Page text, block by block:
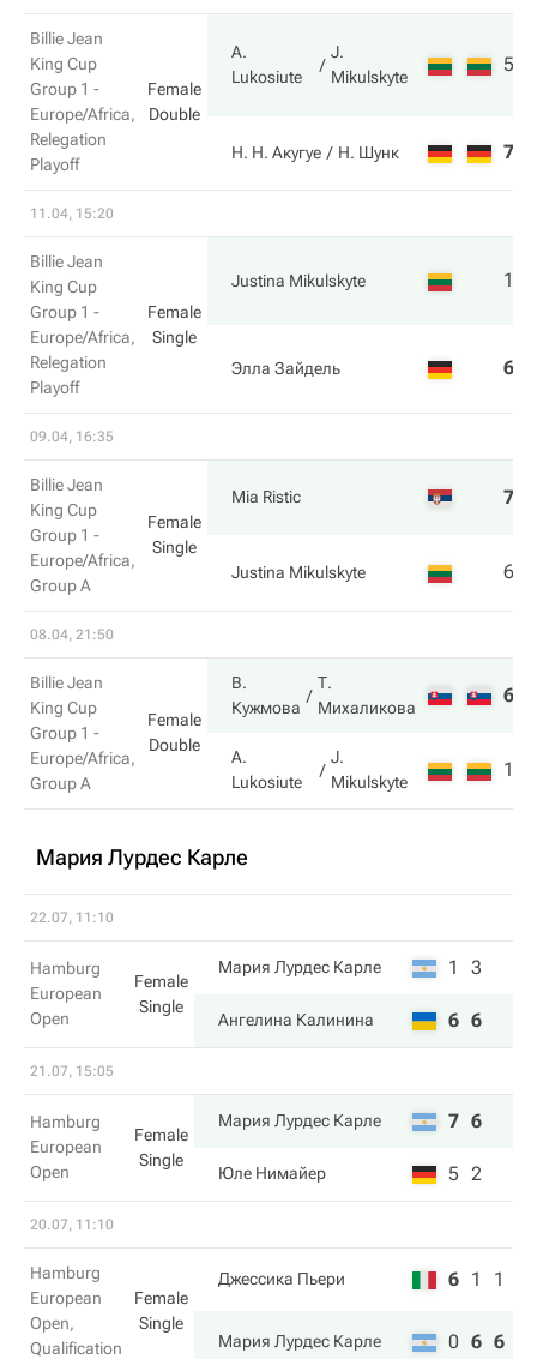
Billie Jean
King Cup
Group 1 -
Europe/Africa,
Relegation
Playoff
Female
Double
A.
Lukosiute
J.
Mikulskyte
5
Н. Н. Акугуе Н. Шунк 7
11.04, 15:20
Billie Jean
King Cup
Group 1 -
Europe/Africa,
Relegation
Playoff
Female
Single
Justina Mikulskyte 1
Элла Зайдель 6
09.04, 16:35
Billie Jean
King Cup
Group 1 -
Europe/Africa,
Group A
Female
Single
Mia Ristic 7
Justina Mikulskyte 6
08.04, 21:50
Billie Jean
King Cup
Group 1 -
Europe/Africa,
Group A
Female
Double
В.
Кужмова
Т.
Михаликова
6
A.
Lukosiute
J.
Mikulskyte
1
Мария Лурдес Карле
22.07, 11:10
Hamburg
European
Open
Female
Single
Мария Лурдес Карле 1 3
Ангелина Калинина 6 6
21.07, 15:05
Hamburg
European
Open
Female
Single
Мария Лурдес Карле 7 6
Юле Нимайер 5 2
20.07, 11:10
Hamburg
European
Open,
Qualification
Female
Single
Джессика Пьери 6 1 1
Мария Лурдес Карле 0 6 6